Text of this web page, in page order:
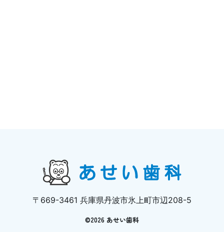
〒669-3461 兵庫県丹波市氷上町市辺208-5
©2026 あせい歯科